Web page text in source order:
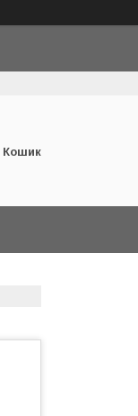
Кошик